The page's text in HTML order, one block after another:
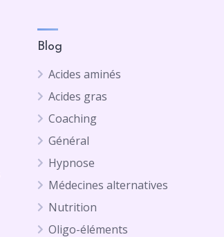
Blog
Acides aminés
Acides gras
Coaching
Général
Hypnose
Médecines alternatives
Nutrition
Oligo-éléments